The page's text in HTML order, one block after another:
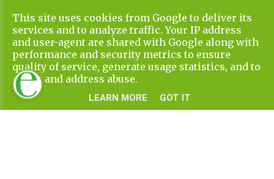
Copyright All Rights Reserved © 2026 Xenadvies
Privacy & Cookies
UP-TO-DATE WebDesign
This site uses cookies from Google to deliver its
services and to analyze traffic. Your IP address
and user-agent are shared with Google along with
performance and security metrics to ensure
quality of service, generate usage statistics, and to
detect and address abuse.
LEARN MORE GOT IT